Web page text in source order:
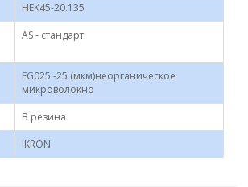
HEK45-20.135
AS - стандарт
FG025 -25 (мкм)неорганическое
микроволокно
B резина
IKRON